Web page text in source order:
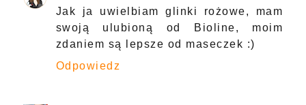
Jak ja uwielbiam glinki rożowe, mam
swoją ulubioną od Bioline, moim
zdaniem są lepsze od maseczek :)
Odpowiedz